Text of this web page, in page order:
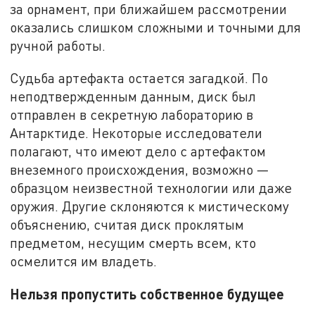
за орнамент, при ближайшем рассмотрении
оказались слишком сложными и точными для
ручной работы.
Судьба артефакта остается загадкой. По
неподтвержденным данным, диск был
отправлен в секретную лабораторию в
Антарктиде. Некоторые исследователи
полагают, что имеют дело с артефактом
внеземного происхождения, возможно —
образцом неизвестной технологии или даже
оружия. Другие склоняются к мистическому
объяснению, считая диск проклятым
предметом, несущим смерть всем, кто
осмелится им владеть.
Нельзя пропустить собственное будущее